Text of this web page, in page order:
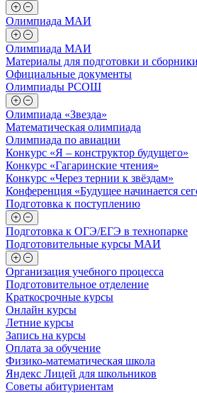
Олимпиада МАИ
Олимпиада МАИ
Материалы для подготовки и
Официальные документы
Олимпиады РСОШ
Олимпиада «Звезда»
Математическая олимпиада
Олимпиада по авиации
Конкурс «Я – конструктор будущего»
Конкурс «Гагаринские чтения»
Конкурс «Через тернии к звёздам»
Конференция «Будущее начинается
Подготовка к поступлению
Подготовка к ОГЭ/ЕГЭ в технопарке
Подготовительные курсы МАИ
Организация учебного процесса
Подготовительное отделение
Краткосрочные курсы
Онлайн курсы
Летние курсы
Запись на курсы
Оплата за обучение
Физико-математическая школа
Яндекс Лицей для школьников
Советы абитуриентам